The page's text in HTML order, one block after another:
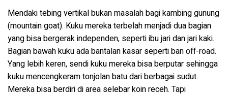
Mendaki tebing vertikal bukan masalah bagi kambing gunung
(mountain goat). Kuku mereka terbelah menjadi dua bagian
yang bisa bergerak independen, seperti ibu jari dan jari kaki.
Bagian bawah kuku ada bantalan kasar seperti ban off-road.
Yang lebih keren, sendi kuku mereka bisa berputar sehingga
kuku mencengkeram tonjolan batu dari berbagai sudut.
Mereka bisa berdiri di area selebar koin receh. Tapi